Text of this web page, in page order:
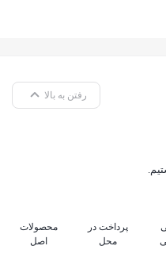
رفتن به بالا
پرداخت در
محل
محصولات
اصل